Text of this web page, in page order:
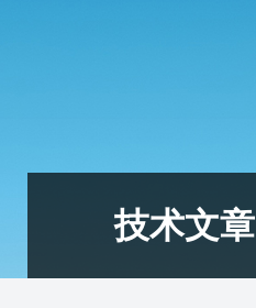
技术文章